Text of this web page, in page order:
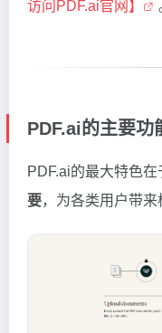
访问PDF.ai官网】
PDF.ai的主要功
PDF.ai的最大特色在
要，为各类用户带来